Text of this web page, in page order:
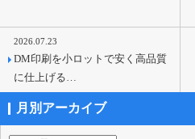
2026.07.23
DM印刷を小ロットで安く高品質
に仕上げる…
月別アーカイブ